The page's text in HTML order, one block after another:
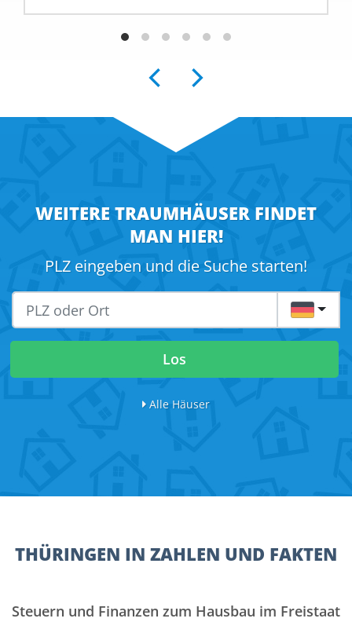
WEITERE TRAUMHÄUSER FINDET
MAN HIER!
PLZ eingeben und die Suche starten!
DE
Los
Alle Häuser
THÜRINGEN IN ZAHLEN UND FAKTEN
Steuern und Finanzen zum Hausbau im Freistaat